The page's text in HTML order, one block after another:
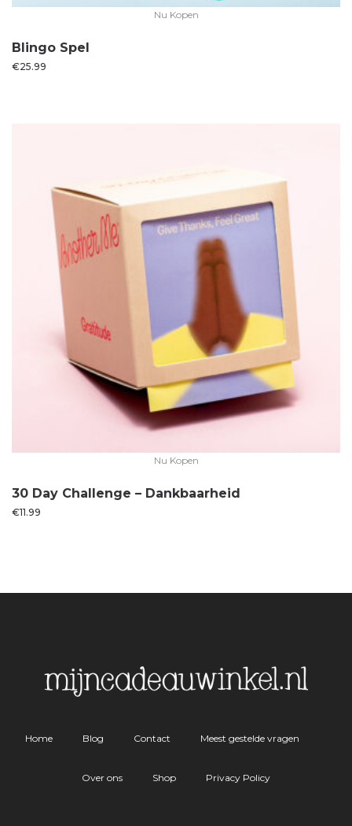
Nu Kopen
Blingo Spel
€25.99
Nu Kopen
30 Day Challenge – Dankbaarheid
€11.99
Home Blog Contact Meest gestelde vragen
Over ons Shop Privacy Policy